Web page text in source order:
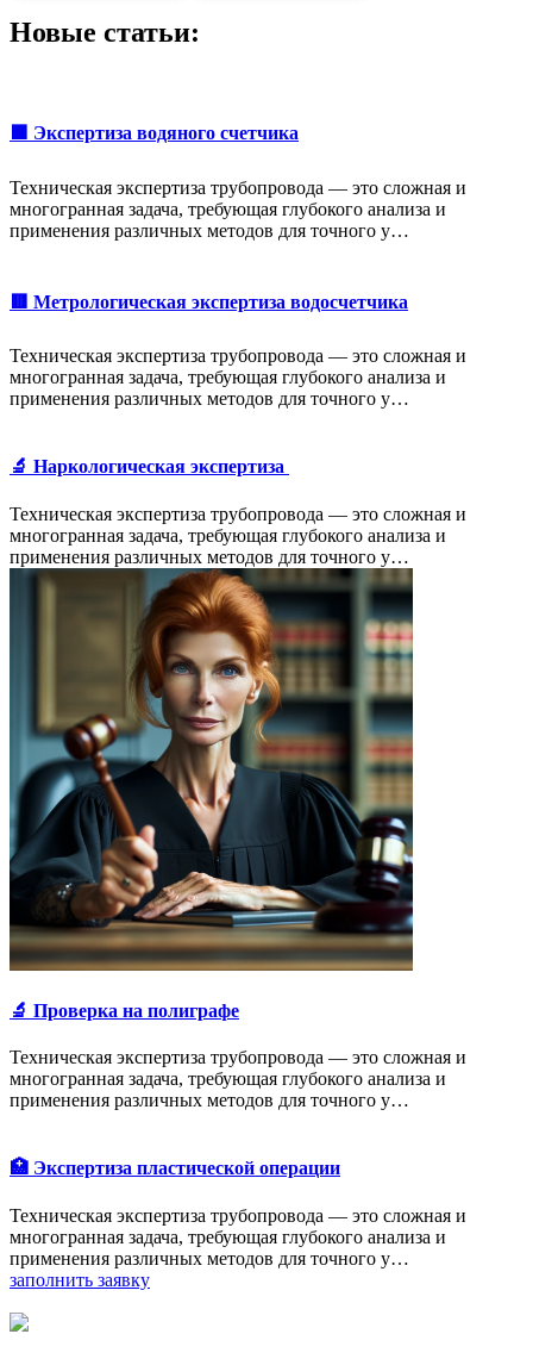
Новые статьи:
🟩 Экспертиза водяного счетчика
Техническая экспертиза трубопровода — это сложная и
многогранная задача, требующая глубокого анализа и
применения различных методов для точного у…
🟥 Метрологическая экспертиза водосчетчика
Техническая экспертиза трубопровода — это сложная и
многогранная задача, требующая глубокого анализа и
применения различных методов для точного у…
🔬 Наркологическая экспертиза
Техническая экспертиза трубопровода — это сложная и
многогранная задача, требующая глубокого анализа и
применения различных методов для точного у…
🔬 Проверка на полиграфе
Техническая экспертиза трубопровода — это сложная и
многогранная задача, требующая глубокого анализа и
применения различных методов для точного у…
🏥 Экспертиза пластической операции
Техническая экспертиза трубопровода — это сложная и
многогранная задача, требующая глубокого анализа и
применения различных методов для точного у…
заполнить заявку